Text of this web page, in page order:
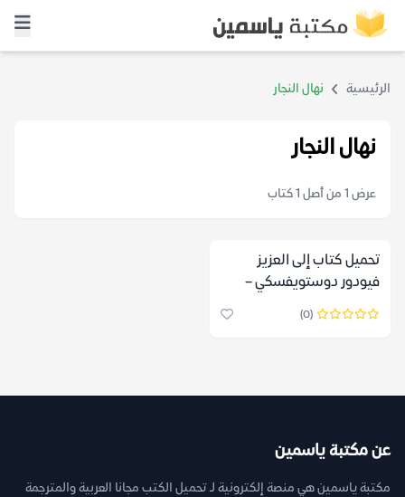
الرئيسية نهال النجار
نهال النجار
عرض 1 من أصل 1 كتاب
تحميل كتاب إلى العزيز
فيودور دوستويفسكي –
نهال النجار
(0)
عن مكتبة ياسمين
مكتبة ياسمين هي منصة إلكترونية لـ تحميل الكتب مجانا العربية والمترجمة